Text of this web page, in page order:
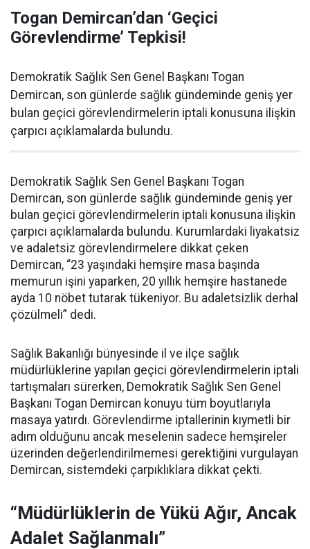
Togan Demircan’dan ‘Geçici
Görevlendirme’ Tepkisi!
Demokratik Sağlık Sen Genel Başkanı Togan
Demircan, son günlerde sağlık gündeminde geniş yer
bulan geçici görevlendirmelerin iptali konusuna ilişkin
çarpıcı açıklamalarda bulundu.
Demokratik Sağlık Sen Genel Başkanı Togan
Demircan, son günlerde sağlık gündeminde geniş yer
bulan geçici görevlendirmelerin iptali konusuna ilişkin
çarpıcı açıklamalarda bulundu. Kurumlardaki liyakatsiz
ve adaletsiz görevlendirmelere dikkat çeken
Demircan, “23 yaşındaki hemşire masa başında
memurun işini yaparken, 20 yıllık hemşire hastanede
ayda 10 nöbet tutarak tükeniyor. Bu adaletsizlik derhal
çözülmeli” dedi.
Sağlık Bakanlığı bünyesinde il ve ilçe sağlık
müdürlüklerine yapılan geçici görevlendirmelerin iptali
tartışmaları sürerken, Demokratik Sağlık Sen Genel
Başkanı Togan Demircan konuyu tüm boyutlarıyla
masaya yatırdı. Görevlendirme iptallerinin kıymetli bir
adım olduğunu ancak meselenin sadece hemşireler
üzerinden değerlendirilmemesi gerektiğini vurgulayan
Demircan, sistemdeki çarpıklıklara dikkat çekti.
“Müdürlüklerin de Yükü Ağır, Ancak
Adalet Sağlanmalı”